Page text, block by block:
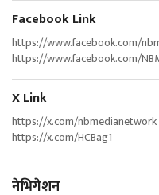
Facebook Link
https://www.facebook.com/
https://www.facebook.com/
X Link
https://x.com/nbmedianetwork
https://x.com/HCBag1
नेभिगेशन